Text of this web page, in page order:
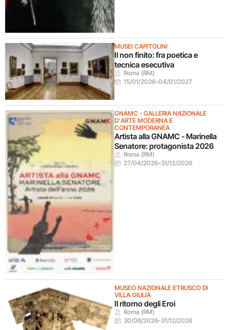
MUSEI CAPITOLINI
Il non finito: fra poetica e
tecnica esecutiva
Roma (RM)
15/01/2026–04/01/2027
GNAMC - GALLERIA NAZIONALE
D'ARTE MODERNA E
CONTEMPORANEA
Artista alla GNAMC - Marinella
Senatore: protagonista 2026
Roma (RM)
27/04/2026–31/12/2026
MUSEO NAZIONALE ETRUSCO DI
VILLA GIULIA
Il ritorno degli Eroi
Roma (RM)
30/06/2026–31/12/2026